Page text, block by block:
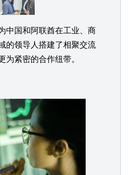
中国和阿联酋在工业、商
的领导人搭建了相聚交流
为紧密的合作纽带。